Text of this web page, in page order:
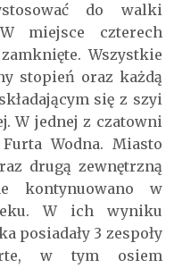
do walki
miejsce czterech
Wszystkie
stopień oraz każdą
się z szyi
W jednej z czatowni
Wodna. Miasto
drugą zewnętrzną
kontynuowano w
W ich wyniku
posiadały 3 zespoły
w tym osiem